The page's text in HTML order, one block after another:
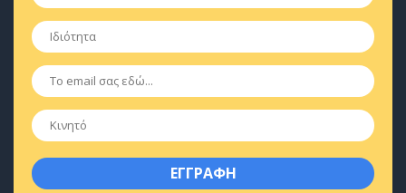
Ιδιότητα
Email
Κινητό